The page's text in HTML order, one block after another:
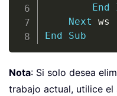
End
Next
End
Sub
Nota: Si solo desea
trabajo actual, utilice el